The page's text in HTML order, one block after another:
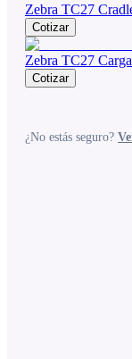
Zebra TC27
Cotizar
Zebra TC27
Cotizar
¿No estás seguro?